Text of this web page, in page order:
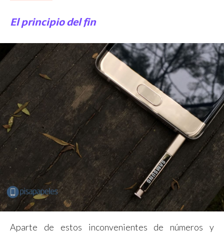
El principio del fin
Aparte de estos inconvenientes de números y